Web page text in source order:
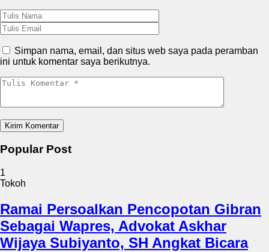
Simpan nama, email, dan situs web saya pada peramban
ini untuk komentar saya berikutnya.
Popular Post
1
Tokoh
Ramai Persoalkan Pencopotan Gibran
Sebagai Wapres, Advokat Askhar
Wijaya Subiyanto, SH Angkat Bicara